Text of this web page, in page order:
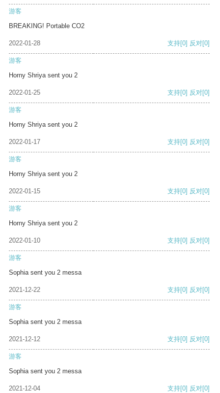
游客
BREAKING! Portable CO2
2022-01-28 支持[0] 反对[0]
游客
Horny Shriya sent you 2
2022-01-25 支持[0] 反对[0]
游客
Horny Shriya sent you 2
2022-01-17 支持[0] 反对[0]
游客
Horny Shriya sent you 2
2022-01-15 支持[0] 反对[0]
游客
Horny Shriya sent you 2
2022-01-10 支持[0] 反对[0]
游客
Sophia sent you 2 messa
2021-12-22 支持[0] 反对[0]
游客
Sophia sent you 2 messa
2021-12-12 支持[0] 反对[0]
游客
Sophia sent you 2 messa
2021-12-04 支持[0] 反对[0]